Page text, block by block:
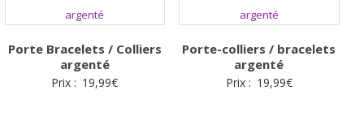
Porte Bracelets / Colliers
argenté
Prix : 19,99€
Porte-colliers / bracelets
argenté
Prix : 19,99€